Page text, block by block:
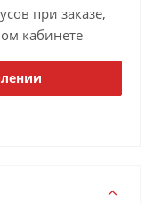
при заказе,
кабинете